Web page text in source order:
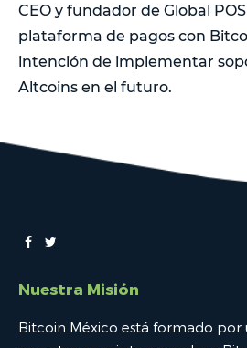
CEO y fundador de Global
plataforma de pagos con
intención de implementar
Altcoins en el futuro.
Nuestra Misión
Bitcoin México está formado por